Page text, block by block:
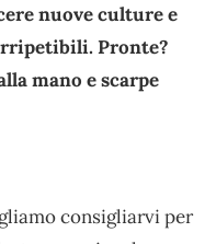
nuove culture e
Pronte?
mano e scarpe
consigliarvi per